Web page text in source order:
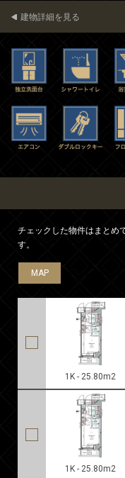
建物詳細を見る
チェックした物件はまとめ
す。
MAP
1K - 25.80m2
MAP
1K - 25.80m2
MAP
MAP
MAP
MAP
MAP
MAP
MAP
MAP
MAP
MAP
MAP
MAP
MAP